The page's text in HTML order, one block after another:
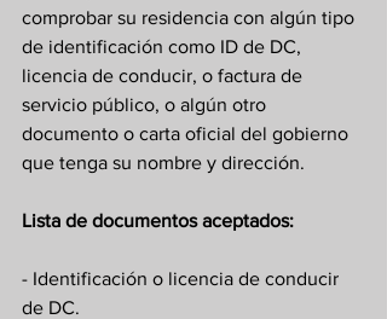
comprobar su residencia con algún tipo
de identificación como ID de DC,
licencia de conducir, o factura de
servicio público, o algún otro
documento o carta oficial del gobierno
que tenga su nombre y dirección.
Lista de documentos aceptados:
- Identificación o licencia de conducir
de DC.